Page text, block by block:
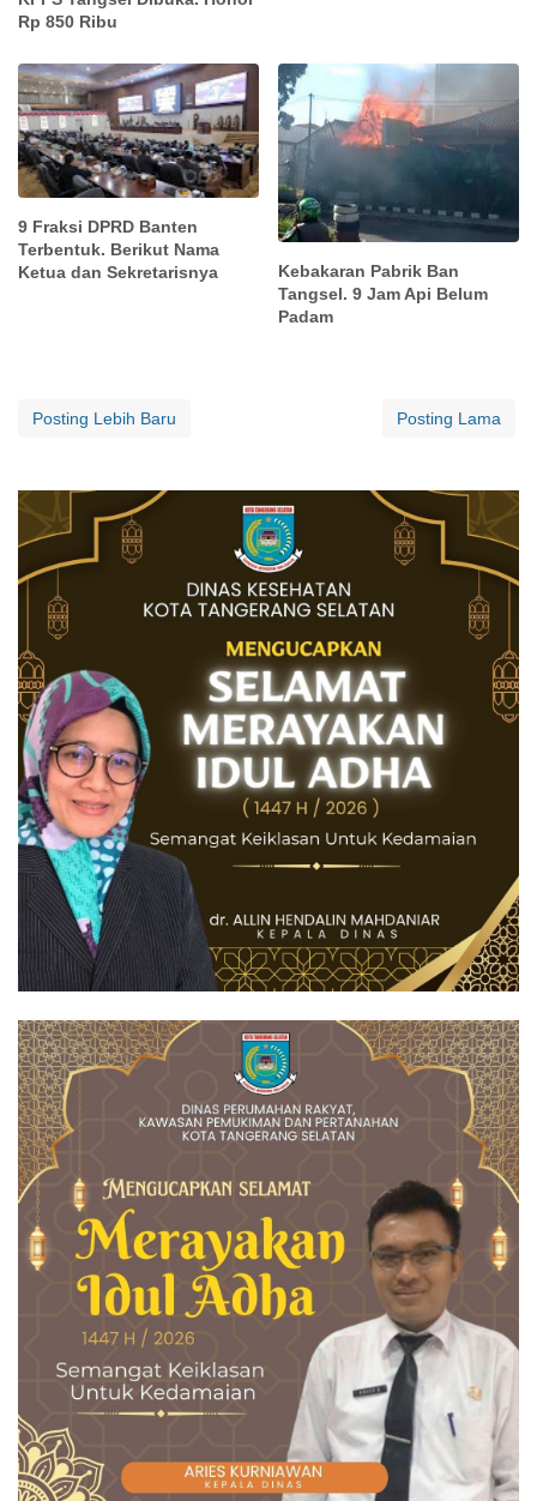
Rp 850 Ribu
9 Fraksi DPRD Banten
Terbentuk. Berikut Nama
Ketua dan Sekretarisnya
Kebakaran Pabrik Ban
Tangsel. 9 Jam Api Belum
Padam
Posting Lebih Baru Posting Lama